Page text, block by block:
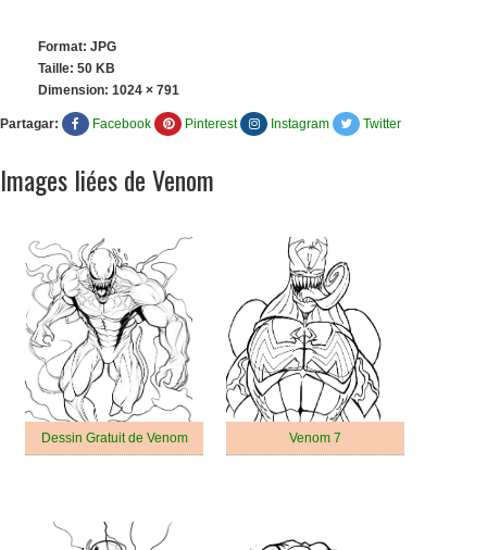
Format: JPG
Taille: 50 KB
Dimension: 1024 × 791
Partagar: Facebook Pinterest Instagram Twitter
Images liées de Venom
Dessin Gratuit de Venom Venom 7